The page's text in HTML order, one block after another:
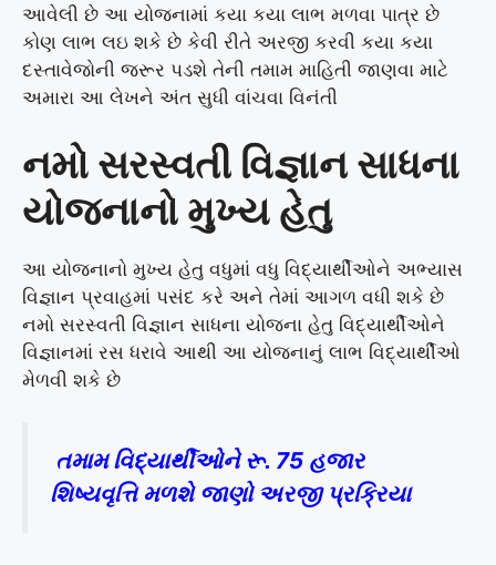
આવેલી છે આ યોજનામાં કયા કયા લાભ મળવા પાત્ર છે
કોણ લાભ લઇ શકે છે કેવી રીતે અરજી કરવી કયા કયા
દસ્તાવેજોની જરૂર પડશે તેની તમામ માહિતી જાણવા માટે
અમારા આ લેખને અંત સુધી વાંચવા વિનંતી
નમો સરસ્વતી વિજ્ઞાન સાધના
યોજનાનો મુખ્ય હેતુ
આ યોજનાનો મુખ્ય હેતુ વધુમાં વધુ વિદ્યાર્થીઓને અભ્યાસ
વિજ્ઞાન પ્રવાહમાં પસંદ કરે અને તેમાં આગળ વધી શકે છે
નમો સરસ્વતી વિજ્ઞાન સાધના યોજના હેતુ વિદ્યાર્થીઓને
વિજ્ઞાનમાં રસ ધરાવે આથી આ યોજનાનું લાભ વિદ્યાર્થીઓ
મેળવી શકે છે
તમામ વિદ્યાર્થીઓને રૂ. 75 હજાર
શિષ્યવૃત્તિ મળશે જાણો અરજી પ્રક્રિયા